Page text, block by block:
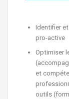
Identifier et
pro-active
Optimiser
et
outils